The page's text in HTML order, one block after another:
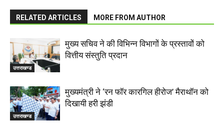
RELATED ARTICLES MORE FROM AUTHOR
उत्तराखण्ड
मुख्य सचिव ने की विभिन्न विभागों के प्रस्तावों को
वित्तीय संस्तुति प्रदान
उत्तराखण्ड
मुख्यमंत्री ने ‘रन फॉर कारगिल हीरोज’ मैराथॉन को
दिखायी हरी झंडी